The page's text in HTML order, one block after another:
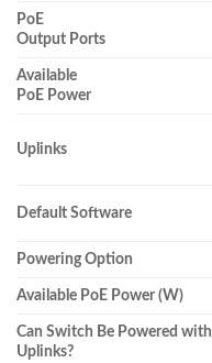
PoE
Output Ports
Available
PoE Power
Uplinks
Default Software
Powering Option
Available PoE Power (W)
Can Switch Be Powered with
Uplinks?